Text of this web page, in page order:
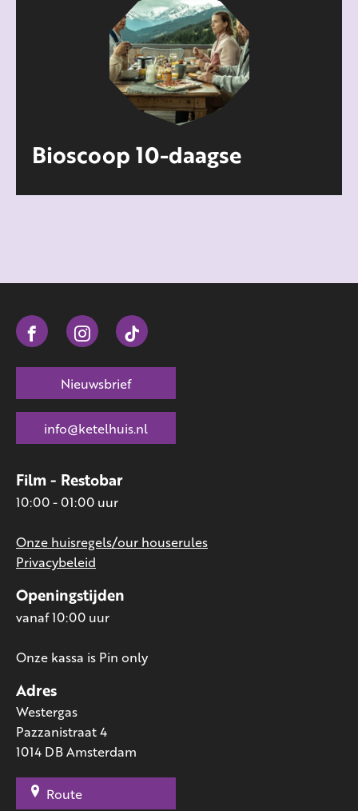
Bioscoop 10-daagse
Adres
Westergas
Pazzanistraat 4
1014 DB Amsterdam
Route
Openingstijden
vanaf 10:00 uur
Onze kassa is Pin only
Film - Restobar
10:00 - 01:00 uur
Onze huisregels/our houserules
Privacybeleid
Nieuwsbrief
info@ketelhuis.nl